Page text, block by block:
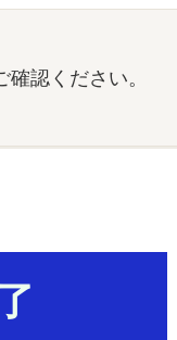
認ください。